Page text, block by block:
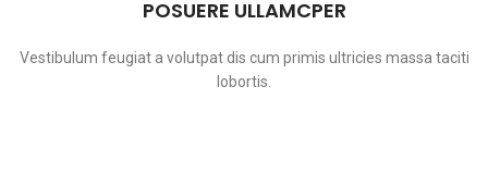
POSUERE ULLAMCPER
Vestibulum feugiat a volutpat dis cum primis ultricies massa taciti
lobortis.